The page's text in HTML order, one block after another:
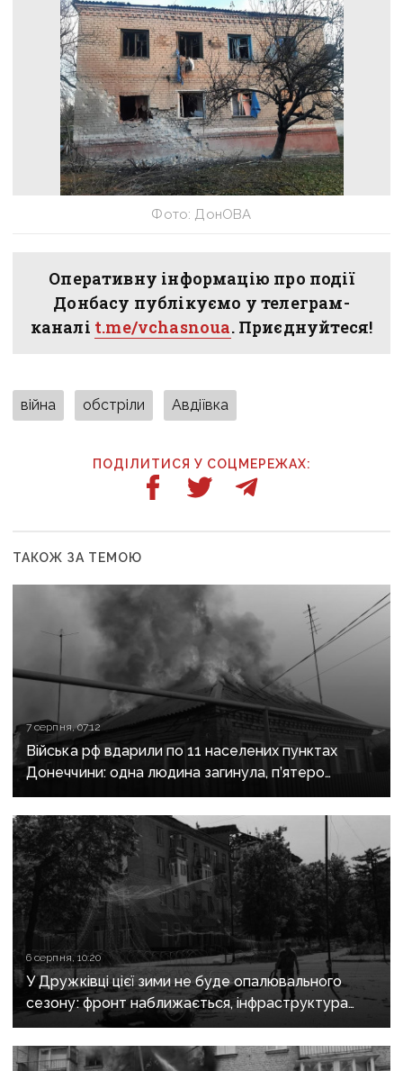
Фото: ДонОВА
Оперативну інформацію про події
Донбасу публікуємо у телеграм-
каналі t.me/vchasnoua. Приєднуйтеся!
війна обстріли Авдіївка
ПОДІЛИТИСЯ У СОЦМЕРЕЖАХ:
ТАКОЖ ЗА ТЕМОЮ
7 серпня, 07:12
Війська рф вдарили по 11 населених пунктах
Донеччини: одна людина загинула, п’ятеро
поранені
6 серпня, 10:20
У Дружківці цієї зими не буде опалювального
сезону: фронт наближається, інфраструктура
критично зруйнована